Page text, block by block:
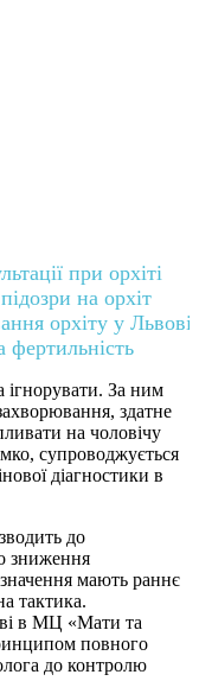
при орхіті
на орхіт
орхіту у Львові
фертильність
За ним
здатне
на чоловічу
супроводжується
діагностики в
до
зниження
мають раннє
тактика.
в МЦ «Мати та
повного
до контролю